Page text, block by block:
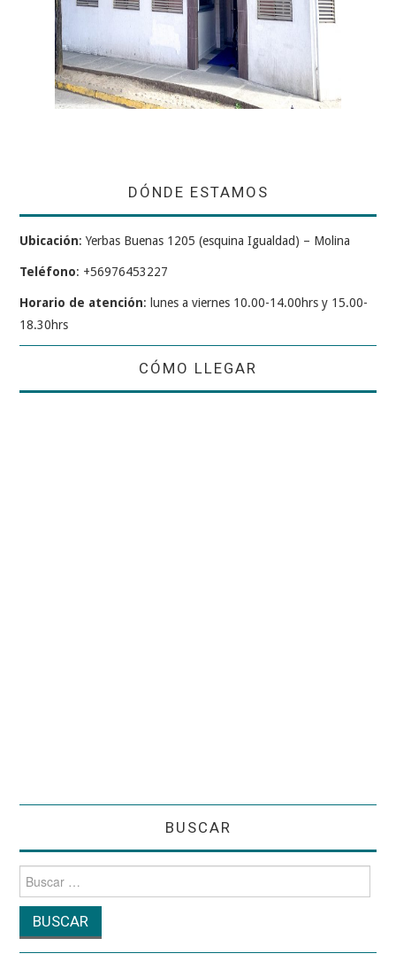
DÓNDE ESTAMOS
Ubicación: Yerbas Buenas 1205 (esquina Igualdad) – Molina
Teléfono: +56976453227
Horario de atención: lunes a viernes 10.00-14.00hrs y 15.00-
18.30hrs
CÓMO LLEGAR
BUSCAR
por: